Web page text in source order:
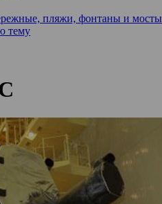
пляжи, фонтаны и мосты
тему